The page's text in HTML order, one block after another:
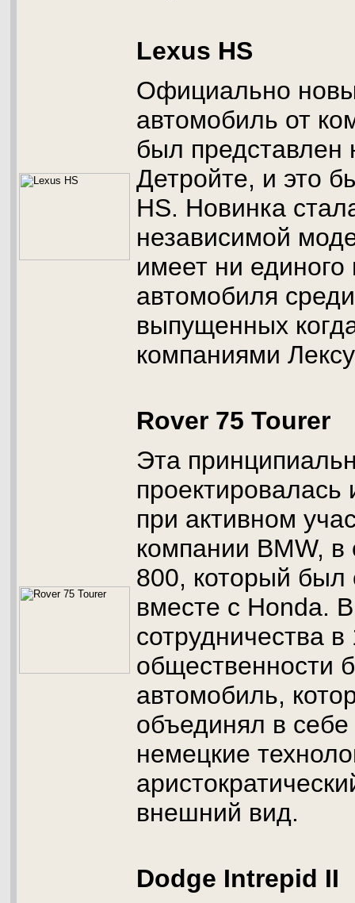
Lexus HS
Официально
автомобиль от
был представлен
Детройте, и это
HS. Новинка
независимой
имеет ни
автомобиля
выпущенных
компаниями
Rover 75 Tourer
Эта
проектировалась
при активном
компании BMW, в
800, который был
вместе с Honda. В
сотрудничества в
общественности
автомобиль,
объединял в
немецкие
внешний вид.
Dodge Intrepid II